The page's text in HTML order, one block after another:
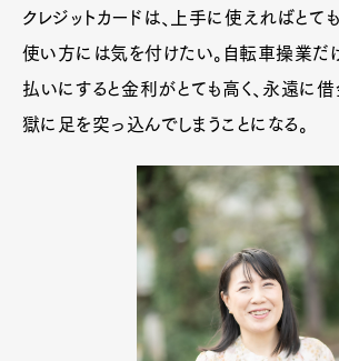
クレジットカードは、上手に使えればとて
使い方には気を付けたい。自転車操業だ
払いにすると金利がとても高く、永遠に
獄に足を突っ込んでしまうことになる。